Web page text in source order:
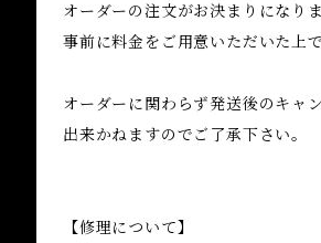
オーダーの注文がお決まりになり
事前に料金をご用意いただいた上
オーダーに関わらず発送後のキャ
出来かねますのでご了承下さい。
【修理について】